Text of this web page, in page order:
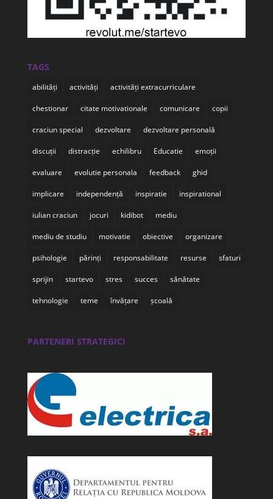
TAGS
abilități activități activități extracurriculare
chestionar citate motivationale comunicare copii
craciun special dezvoltare dezvoltare personală
discuții distracție echilibru Educatie emoții
evaluare evolutie personala feedback ghid
implicare independență inspiratie inspirational
iulian craciun jocuri kidibot mediu
mediu de studiu motivatie obiective organizare
psihologie părinți responsabilitate resurse sfaturi
sprijin startevo stres succes sănătate
tehnologie teme învățare școală
PARTENERI STRATEGICI